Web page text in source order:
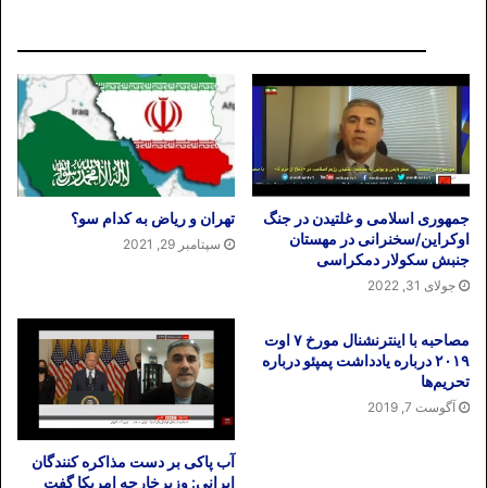
جمهوری اسلامی و غلتیدن در جنگ
اوکراین/سخنرانی در مهستان
جنبش سکولار دمکراسی
جولای 31, 2022
تهران و ریاض به کدام سو؟
سپتامبر 29, 2021
مصاحبه با اینترنشنال مورخ ۷ اوت
۲۰۱۹ درباره یادداشت پمپئو درباره
تحریم‌ها
آگوست 7, 2019
آب پاکی بر دست مذاکره کنندگان
ایرانی: وزیرخارجه امریکا گفت